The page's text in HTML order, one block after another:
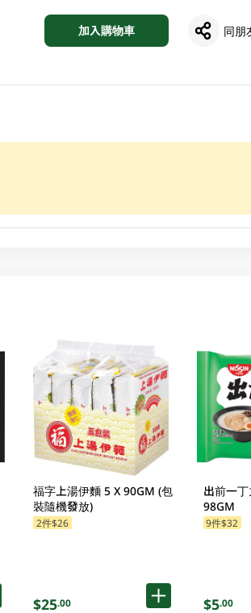
加入購物車 同朋
福字上湯伊麵 5 X 90GM (包
裝隨機發放)
2件$26
$25.00
出前一
98GM
9件$32
$5.00